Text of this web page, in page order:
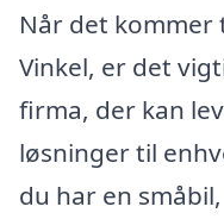
Når det kommer
Vinkel, er det
firma, der kan
løsninger til
du har en